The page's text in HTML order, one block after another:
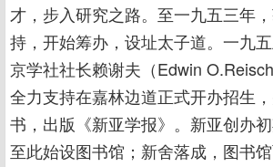
才，步入研究之路。至一九五三年
持，开始筹办，设址太子道。一九
京学社社长赖谢夫（Edwin
全力支持在嘉林边道正式开办招生
书，出版《新亚学报》。新亚创办
至此始设图书馆；新舍落成，图书